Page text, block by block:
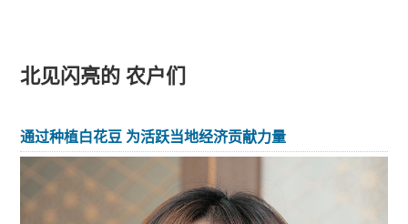
北见闪亮的 农户们
通过种植白花豆 为活跃当地经济贡献力量